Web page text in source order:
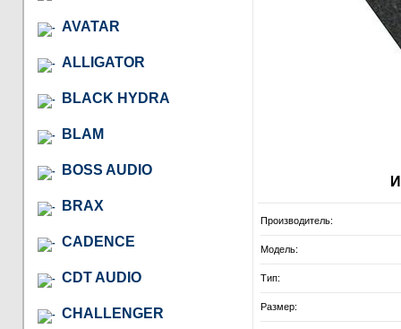
AVATAR
ALLIGATOR
BLACK HYDRA
BLAM
BOSS AUDIO
BRAX
CADENCE
CDT AUDIO
CHALLENGER
Производитель:
Модель:
Тип:
Размер: